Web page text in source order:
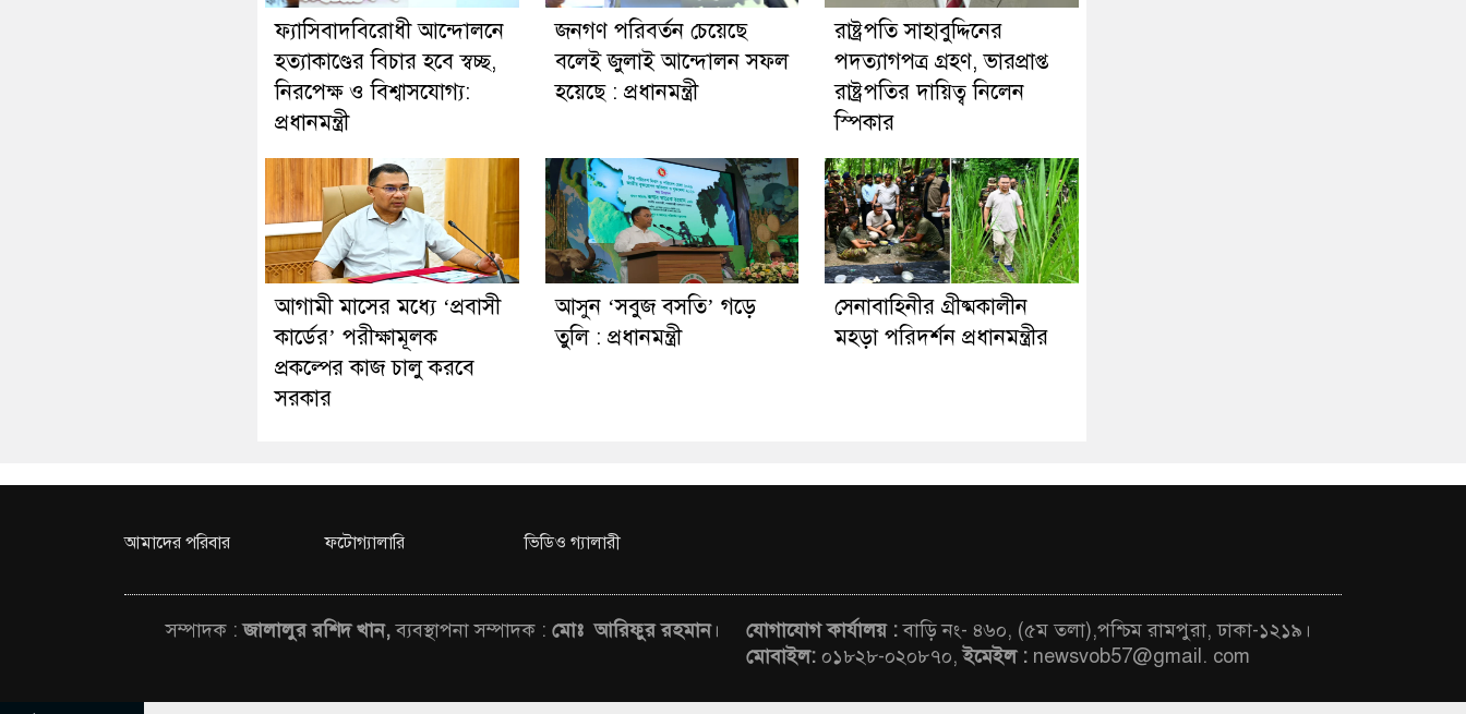
ফ্যাসিবাদবিরোধী আন্দোলনে
হত্যাকাণ্ডের বিচার হবে স্বচ্ছ,
নিরপেক্ষ ও বিশ্বাসযোগ্য:
প্রধানমন্ত্রী
জনগণ পরিবর্তন চেয়েছে
বলেই জুলাই আন্দোলন সফল
হয়েছে : প্রধানমন্ত্রী
রাষ্ট্রপতি সাহাবুদ্দিনের
পদত্যাগপত্র গ্রহণ, ভারপ্রাপ্ত
রাষ্ট্রপতির দায়িত্ব নিলেন
স্পিকার
আগামী মাসের মধ্যে ‘প্রবাসী
কার্ডের’ পরীক্ষামূলক
প্রকল্পের কাজ চালু করবে
সরকার
আসুন ‘সবুজ বসতি’ গড়ে
তুলি : প্রধানমন্ত্রী
সেনাবাহিনীর গ্রীষ্মকালীন
মহড়া পরিদর্শন প্রধানমন্ত্রীর
আমাদের পরিবার ফটোগ্যালারি ভিডিও গ্যালারী
সম্পাদক :জালালুর রশিদ খান,ব্যবস্থাপনা সম্পাদক : মোঃ আরিফুর রহমান। যোগাযোগ কার্যালয় :বাড়ি নং- ৪৬০, (৫ম তলা),পশ্চিম রামপুরা, ঢাকা-১২১৯।
মোবাইল: ০১৮২৮-০২০৮৭০,ইমেইল : newsvob57@gmail. com